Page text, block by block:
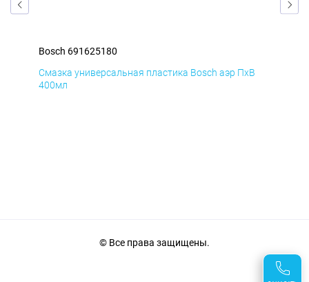
Bosch 691625180
Смазка универсальная пластика Bosch аэр ПхВ
400мл
© Все права защищены.